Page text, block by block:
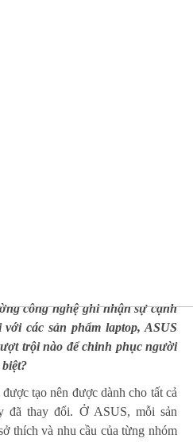
công nghệ ghi nhận sự cạnh
các sản phẩm laptop, ASUS
trội nào để chinh phục người
tạo nên được dành cho tất cả
đã thay đổi. Ở ASUS, mỗi sản
thích và nhu cầu của từng nhóm